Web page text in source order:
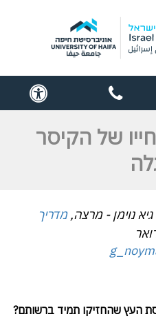
contact
us
של הקיסר
נוימן - מרצה,מדריך
העץ שהחזיקו תמיד ברשותם?